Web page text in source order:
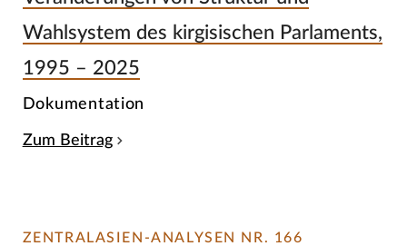
Wahlsystem des kirgisischen Parlaments,
1995 – 2025
Dokumentation
Zum Beitrag
ZENTRALASIEN-ANALYSEN NR. 166